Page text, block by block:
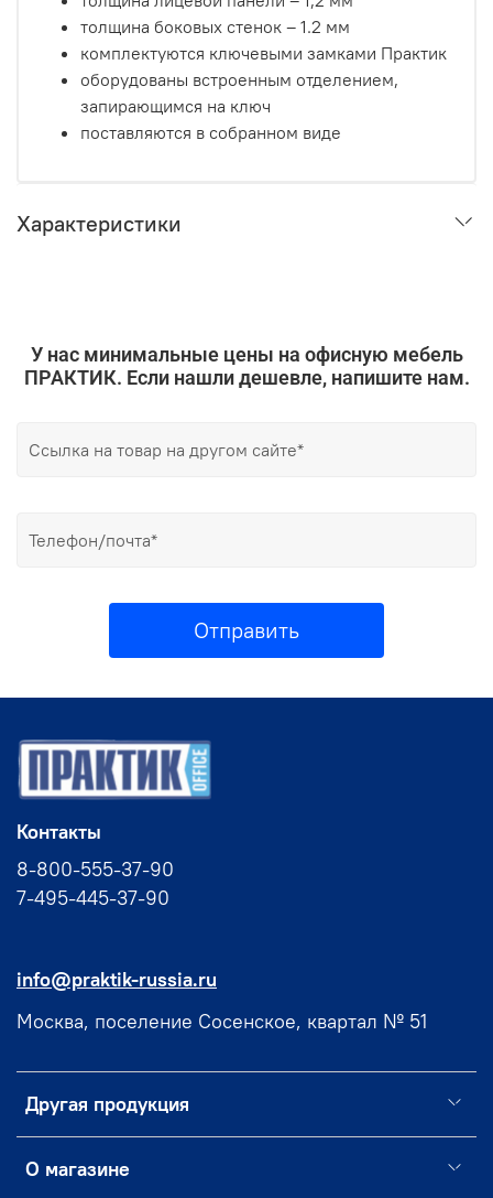
толщина боковых стенок – 1.2 мм
комплектуются ключевыми замками Практик
оборудованы встроенным отделением,
запирающимся на ключ
поставляются в собранном виде
Характеристики
У нас минимальные цены на офисную мебель
ПРАКТИК. Если нашли дешевле, напишите нам.
Отправить
Другая продукция
О магазине
Контакты
8-800-555-37-90
7-495-445-37-90
info@praktik-russia.ru
Москва, поселение Сосенское, квартал № 51